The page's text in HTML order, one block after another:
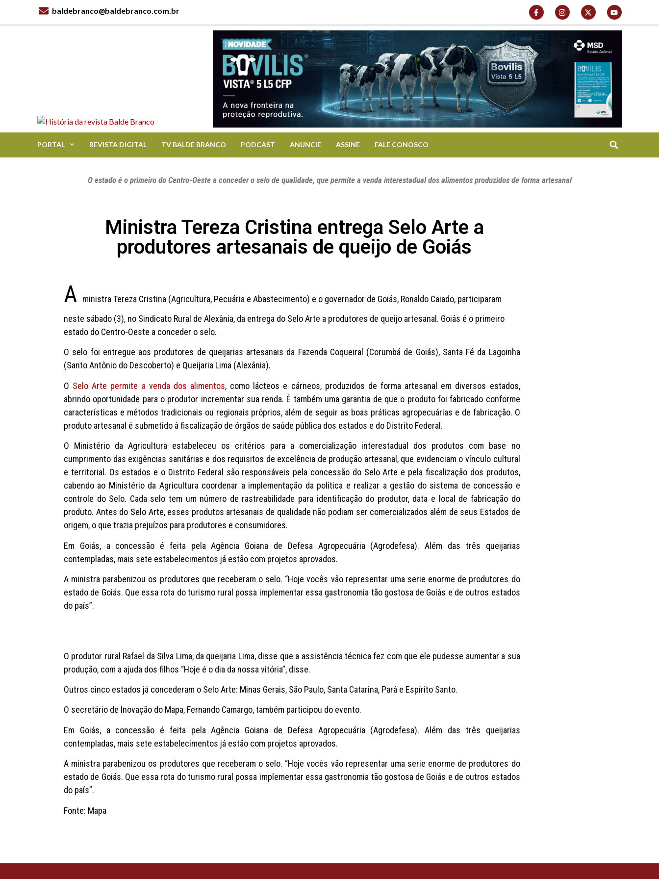
baldebranco@baldebranco.com.br
PORTAL REVISTA DIGITAL TV BALDE BRANCO PODCAST ANUNCIE ASSINE FALE CONOSCO
O estado é o primeiro do Centro-Oeste a conceder o selo de qualidade, que permite a venda interestadual dos alimentos produzidos de forma artesanal
Ministra Tereza Cristina entrega Selo Arte a
produtores artesanais de queijo de Goiás
A ministra Tereza Cristina (Agricultura, Pecuária e Abastecimento) e o governador de Goiás, Ronaldo Caiado, participaram
neste sábado (3), no Sindicato Rural de Alexânia, da entrega do Selo Arte a produtores de queijo artesanal. Goiás é o primeiro
estado do Centro-Oeste a conceder o selo.
O selo foi entregue aos produtores de queijarias artesanais da Fazenda Coqueiral (Corumbá de Goiás), Santa Fé da Lagoinha
(Santo Antônio do Descoberto) e Queijaria Lima (Alexânia).
O Selo Arte permite a venda dos alimentos, como lácteos e cárneos, produzidos de forma artesanal em diversos estados,
abrindo oportunidade para o produtor incrementar sua renda. É também uma garantia de que o produto foi fabricado conforme
características e métodos tradicionais ou regionais próprios, além de seguir as boas práticas agropecuárias e de fabricação. O
produto artesanal é submetido à fiscalização de órgãos de saúde pública dos estados e do Distrito Federal.
O Ministério da Agricultura estabeleceu os critérios para a comercialização interestadual dos produtos com base no
cumprimento das exigências sanitárias e dos requisitos de excelência de produção artesanal, que evidenciam o vínculo cultural
e territorial. Os estados e o Distrito Federal são responsáveis pela concessão do Selo Arte e pela fiscalização dos produtos,
cabendo ao Ministério da Agricultura coordenar a implementação da política e realizar a gestão do sistema de concessão e
controle do Selo. Cada selo tem um número de rastreabilidade para identificação do produtor, data e local de fabricação do
produto. Antes do Selo Arte, esses produtos artesanais de qualidade não podiam ser comercializados além de seus Estados de
origem, o que trazia prejuízos para produtores e consumidores.
Em Goiás, a concessão é feita pela Agência Goiana de Defesa Agropecuária (Agrodefesa). Além das três queijarias
contempladas, mais sete estabelecimentos já estão com projetos aprovados.
A ministra parabenizou os produtores que receberam o selo. “Hoje vocês vão representar uma serie enorme de produtores do
estado de Goiás. Que essa rota do turismo rural possa implementar essa gastronomia tão gostosa de Goiás e de outros estados
do país”.
O produtor rural Rafael da Silva Lima, da queijaria Lima, disse que a assistência técnica fez com que ele pudesse aumentar a sua
produção, com a ajuda dos filhos “Hoje é o dia da nossa vitória”, disse.
Outros cinco estados já concederam o Selo Arte: Minas Gerais, São Paulo, Santa Catarina, Pará e Espírito Santo.
O secretário de Inovação do Mapa, Fernando Camargo, também participou do evento.
Em Goiás, a concessão é feita pela Agência Goiana de Defesa Agropecuária (Agrodefesa). Além das três queijarias
contempladas, mais sete estabelecimentos já estão com projetos aprovados.
A ministra parabenizou os produtores que receberam o selo. “Hoje vocês vão representar uma serie enorme de produtores do
estado de Goiás. Que essa rota do turismo rural possa implementar essa gastronomia tão gostosa de Goiás e de outros estados
do país”.
Fonte: Mapa